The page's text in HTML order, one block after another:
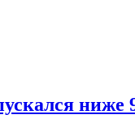
ниже